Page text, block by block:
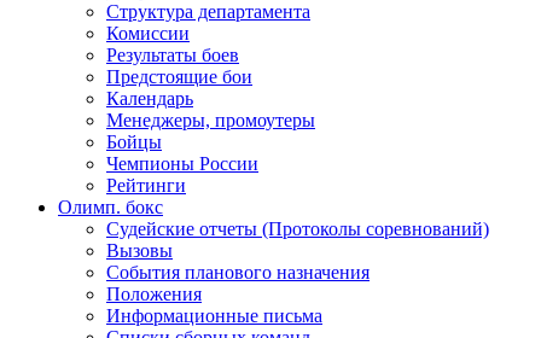
Структура департамента
Комиссии
Результаты боев
Предстоящие бои
Календарь
Менеджеры, промоутеры
Бойцы
Чемпионы России
Рейтинги
Олимп. бокс
Судейские отчеты (Протоколы соревнований)
Вызовы
События планового назначения
Положения
Информационные письма